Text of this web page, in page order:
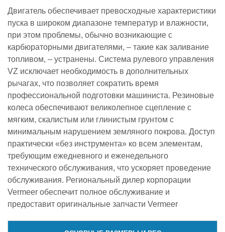
Двигатель обеспечивает превосходные характеристики
пуска в широком диапазоне температур и влажности,
при этом проблемы, обычно возникающие с
карбюраторными двигателями, – такие как заливание
топливом, – устранены. Система рулевого управления
VZ исключает необходимость в дополнительных
рычагах, что позволяет сократить время
профессиональной подготовки машиниста. Резиновые
колеса обеспечивают великолепное сцепление с
мягким, скалистым или глинистым грунтом с
минимальным нарушением земляного покрова. Доступ
практически «без инструмента» ко всем элементам,
требующим ежедневного и еженедельного
технического обслуживания, что ускоряет проведение
обслуживания. Региональный дилер корпорации
Vermeer обеспечит полное обслуживание и
предоставит оригинальные запчасти Vermeer